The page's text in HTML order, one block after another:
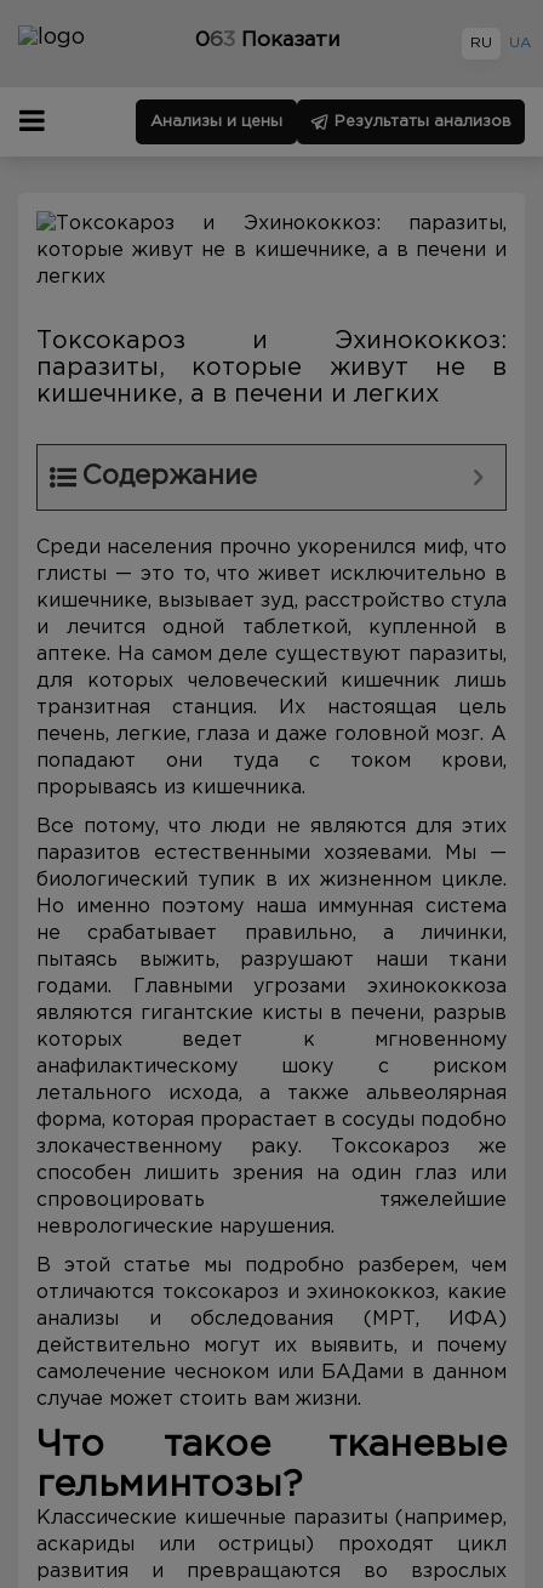
063 Показати RU UA
Анализы и цены Результаты анализов
Токсокароз и Эхинококкоз:
паразиты, которые живут не в
кишечнике, а в печени и легких
Содержание
Среди населения прочно укоренился миф, что
глисты — это то, что живет исключительно в
кишечнике, вызывает зуд, расстройство стула
и лечится одной таблеткой, купленной в
аптеке. На самом деле существуют паразиты,
для которых человеческий кишечник лишь
транзитная станция. Их настоящая цель
печень, легкие, глаза и даже головной мозг. А
попадают они туда с током крови,
прорываясь из кишечника.
Все потому, что люди не являются для этих
паразитов естественными хозяевами. Мы —
биологический тупик в их жизненном цикле.
Но именно поэтому наша иммунная система
не срабатывает правильно, а личинки,
пытаясь выжить, разрушают наши ткани
годами. Главными угрозами эхинококкоза
являются гигантские кисты в печени, разрыв
которых ведет к мгновенному
анафилактическому шоку с риском
летального исхода, а также альвеолярная
форма, которая прорастает в сосуды подобно
злокачественному раку. Токсокароз же
способен лишить зрения на один глаз или
спровоцировать тяжелейшие
неврологические нарушения.
В этой статье мы подробно разберем, чем
отличаются токсокароз и эхинококкоз, какие
анализы и обследования (МРТ, ИФА)
действительно могут их выявить, и почему
самолечение чесноком или БАДами в данном
случае может стоить вам жизни.
Что такое тканевые
гельминтозы?
Классические кишечные паразиты (например,
аскариды или острицы) проходят цикл
развития и превращаются во взрослых